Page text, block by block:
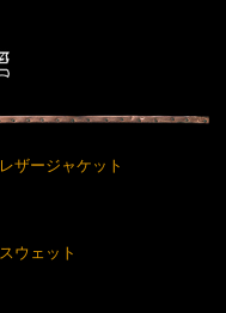
レザージャケット
スウェット